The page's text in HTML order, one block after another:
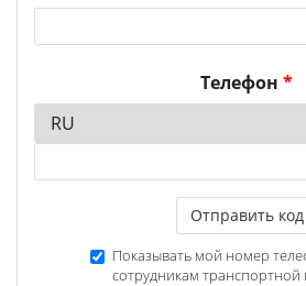
Телефон *
Отправить код
Показывать мой номер
сотрудникам